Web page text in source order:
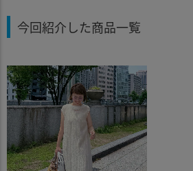
今回紹介した商品一覧